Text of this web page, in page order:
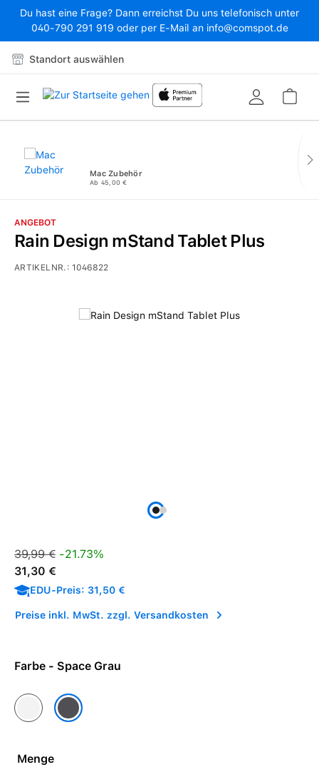
Zum Hauptinhalt springen
Du hast eine Frage? Dann erreichst Du uns telefonisch unter
040-790 291 919 oder per E-Mail an info@comspot.de
Standort auswählen
Mac Zubehör
Ab 45,00 €
Bildergalerie überspringen
ANGEBOT
Rain Design mStand Tablet Plus
ARTIKELNR.:1046822
Verkaufspreis:
Regulärer Preis:
39,99 € -21.73%
31,30 €
EDU-Preis: 31,50 €
Preise inkl. MwSt. zzgl. Versandkosten
Farbe - Space Grau
Silber Space Grau
Menge